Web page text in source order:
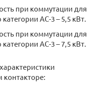
при коммутации для
АС-3 – 5,5 кВт.
при коммутации для
АС-3 – 7,5 кВт.